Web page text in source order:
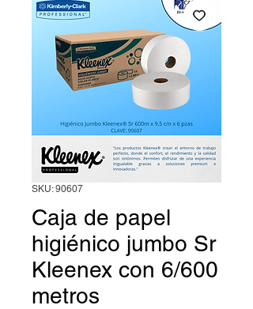
SKU: 90607
Caja de papel
higiénico jumbo Sr
Kleenex con 6/600
metros